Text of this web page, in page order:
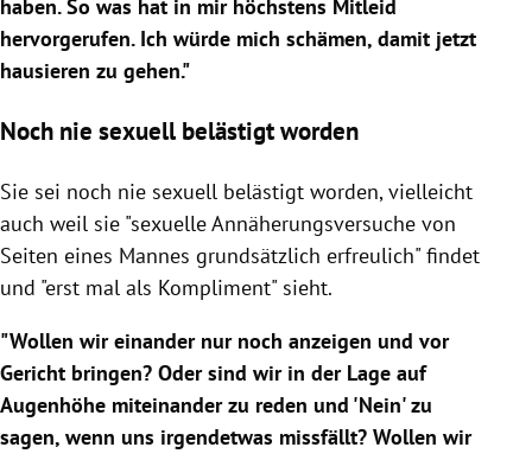
haben. So was hat in mir höchstens Mitleid
hervorgerufen. Ich würde mich schämen, damit jetzt
hausieren zu gehen."
Noch nie sexuell belästigt worden
Sie sei noch nie sexuell belästigt worden, vielleicht
auch weil sie "sexuelle Annäherungsversuche von
Seiten eines Mannes grundsätzlich erfreulich" findet
und "erst mal als Kompliment" sieht.
"Wollen wir einander nur noch anzeigen und vor
Gericht bringen? Oder sind wir in der Lage auf
Augenhöhe miteinander zu reden und 'Nein' zu
sagen, wenn uns irgendetwas missfällt? Wollen wir